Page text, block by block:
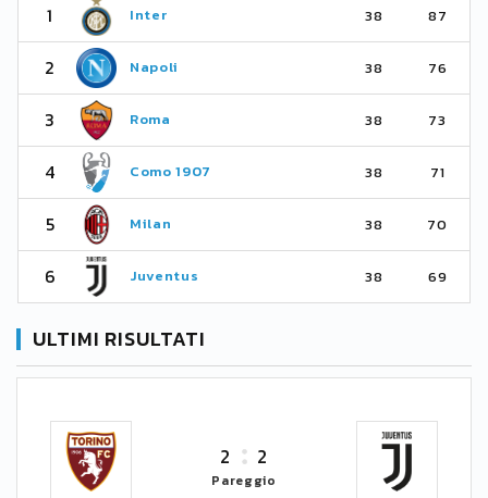
1 Inter 38 87
2 Napoli 38 76
3 Roma 38 73
4 Como 1907 38 71
5 Milan 38 70
6 Juventus 38 69
ULTIMI RISULTATI
2 2
Pareggio